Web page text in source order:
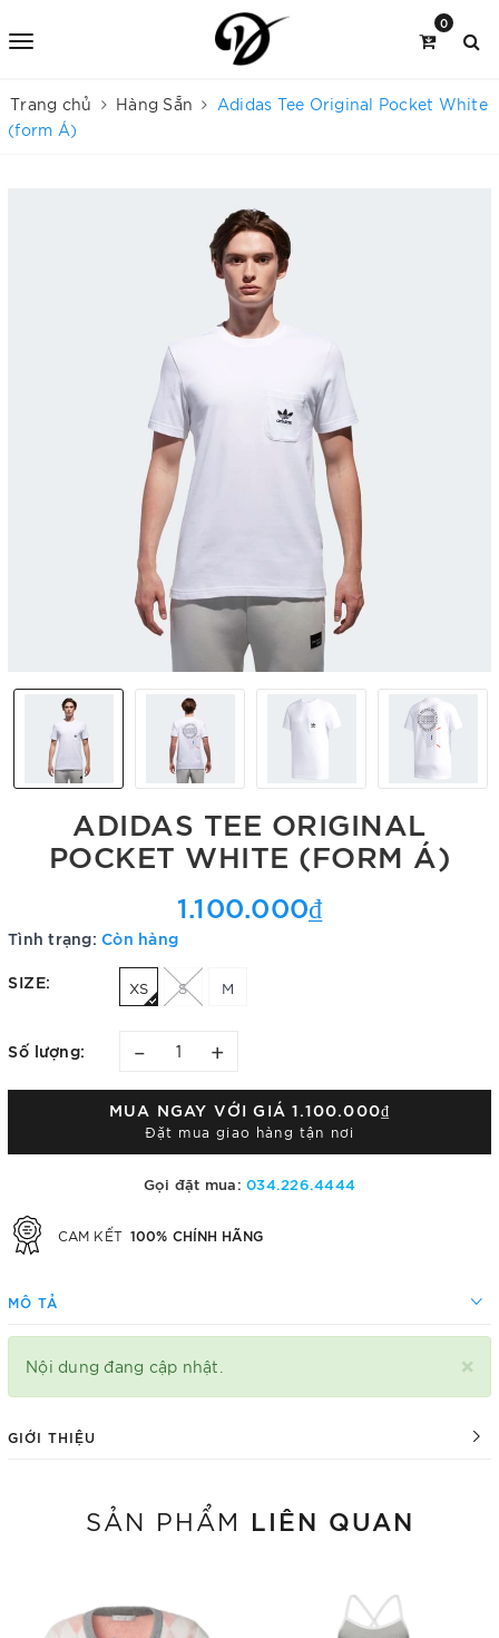
0
Trang chủ Hàng Sẵn
Adidas Tee Original Pocket White
(form Á)
ADIDAS TEE ORIGINAL
POCKET WHITE (FORM Á)
1.100.000₫
Tình trạng: Còn hàng
SIZE: XS S M
Số lượng: – +
MUA NGAY VỚI GIÁ1.100.000₫
Đặt mua giao hàng tận nơi
Gọi đặt mua:034.226.4444
CAM KẾT 100% CHÍNH HÃNG
MÔ TẢ
×
Nội dung đang cập nhật.
GIỚI THIỆU
SẢN PHẨM LIÊN QUAN